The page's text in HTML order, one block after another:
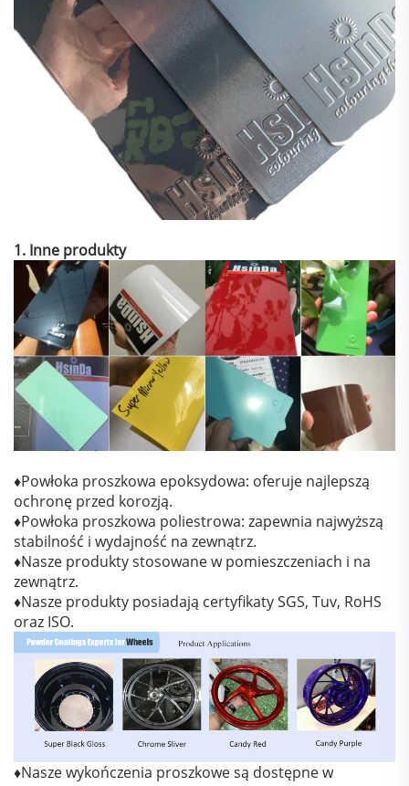
1. Inne produkty
♦Powłoka proszkowa epoksydowa: oferuje najlepszą
ochronę przed korozją.
♦Powłoka proszkowa poliestrowa: zapewnia najwyższą
stabilność i wydajność na zewnątrz.
♦Nasze produkty stosowane w pomieszczeniach i na
zewnątrz.
♦Nasze produkty posiadają certyfikaty SGS, Tuv, RoHS
oraz ISO.
♦Nasze wykończenia proszkowe są dostępne w